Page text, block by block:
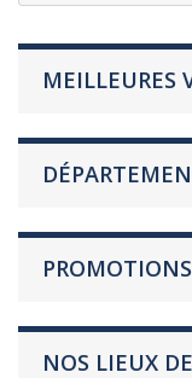
MEILLEURES
PROMOTIONS
NOS LIEUX